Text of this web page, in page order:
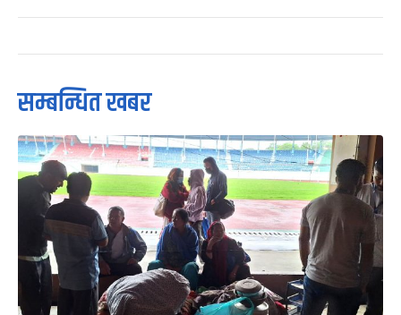
सम्बन्धित खबर